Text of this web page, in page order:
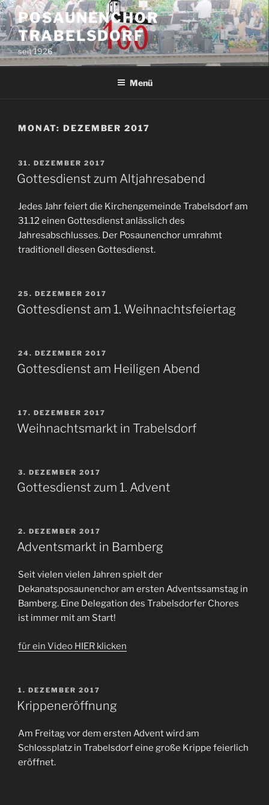
Zum
Inhalt
springen
POSAUNENCHOR
TRABELSDORF
seit 1926
Menü
MONAT: DEZEMBER 2017
VERÖFFENTLICHT
AM
31. DEZEMBER 2017
Gottesdienst zum Altjahresabend
Jedes Jahr feiert die Kirchengemeinde Trabelsdorf am
31.12 einen Gottesdienst anlässlich des
Jahresabschlusses. Der Posaunenchor umrahmt
traditionell diesen Gottesdienst.
VERÖFFENTLICHT
AM
25. DEZEMBER 2017
Gottesdienst am 1. Weihnachtsfeiertag
VERÖFFENTLICHT
AM
24. DEZEMBER 2017
Gottesdienst am Heiligen Abend
VERÖFFENTLICHT
AM
17. DEZEMBER 2017
Weihnachtsmarkt in Trabelsdorf
VERÖFFENTLICHT
AM
3. DEZEMBER 2017
Gottesdienst zum 1. Advent
VERÖFFENTLICHT
AM
2. DEZEMBER 2017
Adventsmarkt in Bamberg
Seit vielen vielen Jahren spielt der
Dekanatsposaunenchor am ersten Adventssamstag in
Bamberg. Eine Delegation des Trabelsdorfer Chores
ist immer mit am Start!
für ein Video HIER klicken
VERÖFFENTLICHT
AM
1. DEZEMBER 2017
Krippeneröffnung
Am Freitag vor dem ersten Advent wird am
Schlossplatz in Trabelsdorf eine große Krippe feierlich
eröffnet.